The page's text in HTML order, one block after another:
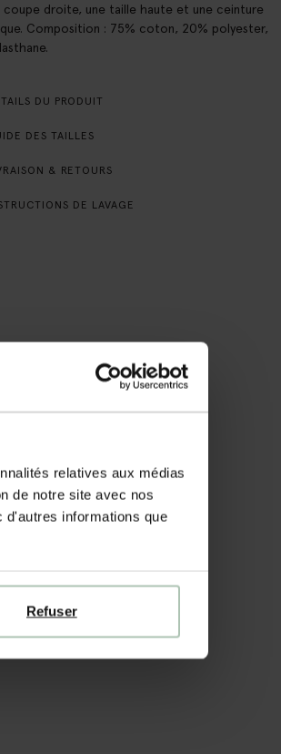
relatives aux médias
de notre site avec nos
d'autres informations que
Refuser
coupe droite, une taille haute et une ceinture
Composition : 75% coton, 20% polyester,
DU PRODUIT
DES TAILLES
& RETOURS
DE LAVAGE